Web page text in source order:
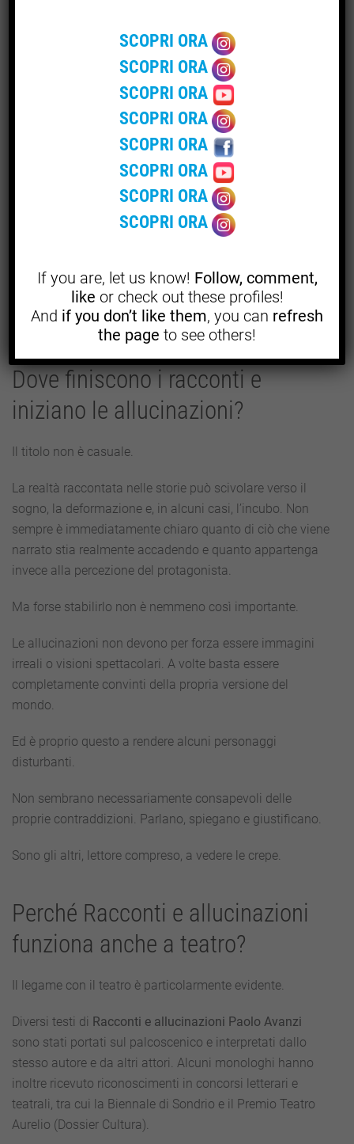
di raggiungere ciò che desiderano (Dossier Cultura).
Ed è forse uno degli aspetti più contemporanei del libro.
Viviamo in un periodo storico in cui presentarsi bene
sembra spesso più importante che essere qualcosa
davvero. Si costruisce una versione accettabile di sé,
possibilmente interessante, brillante e con una vita che
sembri avere un senso almeno nelle fotografie.
Nei racconti di Paolo Avanzi questa costruzione viene
A quel punto diventa difficile capire dove finisca la recita
e dove cominci la verità.
Dove finiscono i racconti e
iniziano le allucinazioni?
Il titolo non è casuale.
La realtà raccontata nelle storie può scivolare verso il
sogno, la deformazione e, in alcuni casi, l’incubo. Non
sempre è immediatamente chiaro quanto di ciò che viene
narrato stia realmente accadendo e quanto appartenga
invece alla percezione del protagonista.
Ma forse stabilirlo non è nemmeno così importante.
Le allucinazioni non devono per forza essere immagini
irreali o visioni spettacolari. A volte basta essere
completamente convinti della propria versione del
mondo.
Ed è proprio questo a rendere alcuni personaggi
disturbanti.
Non sembrano necessariamente consapevoli delle
proprie contraddizioni. Parlano, spiegano e giustificano.
Sono gli altri, lettore compreso, a vedere le crepe.
Perché Racconti e allucinazioni
funziona anche a teatro?
Il legame con il teatro è particolarmente evidente.
Diversi testi di Racconti e allucinazioni Paolo Avanzi
sono stati portati sul palcoscenico e interpretati dallo
stesso autore e da altri attori. Alcuni monologhi hanno
inoltre ricevuto riconoscimenti in concorsi letterari e
teatrali, tra cui la Biennale di Sondrio e il Premio Teatro
Aurelio (Dossier Cultura).
SCOPRI ORA
SCOPRI ORA
SCOPRI ORA
SCOPRI ORA
SCOPRI ORA
SCOPRI ORA
SCOPRI ORA
SCOPRI ORA
If you are, let us know! Follow, comment,
like or check out these profiles!
And if you don’t like them, you can refresh
the page to see others!